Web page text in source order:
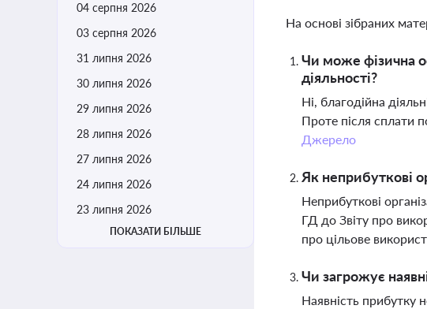
04 серпня 2026
03 серпня 2026
31 липня 2026
30 липня 2026
29 липня 2026
28 липня 2026
27 липня 2026
24 липня 2026
23 липня 2026
ПОКАЗАТИ БІЛЬШЕ
На основі зібраних
Чи може фізична
діяльності?
Ні, благодійна
Проте після сплати
Джерело
Як неприбуткові
Неприбуткові
ГД до Звіту про
про цільове
Чи загрожує
Наявність прибутку